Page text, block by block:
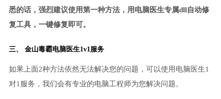
悉的话，强烈建议使用第一种方法，用电脑医生专属dll自动修
复工具，一键修复即可。
三、 金山毒霸电脑医生1v1服务
如果上面2种方法依然无法解决您的问题，可以使用电脑医生1
对1服务，我们会有专业的电脑工程师为您解决问题。